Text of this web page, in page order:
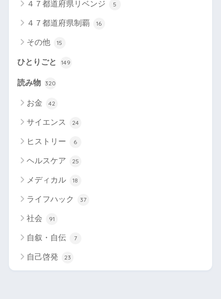
４７都道府県リベンジ 5
４７都道府県制覇 16
その他 15
ひとりごと 149
読み物 320
お金 42
サイエンス 24
ヒストリー 6
ヘルスケア 25
メディカル 18
ライフハック 37
社会 91
自叙・自伝 7
自己啓発 23